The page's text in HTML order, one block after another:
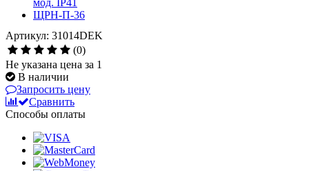
Артикул: 31014DEK
(0)
Не указана цена за 1
В наличии
Запросить цену
Сравнить
Способы оплаты